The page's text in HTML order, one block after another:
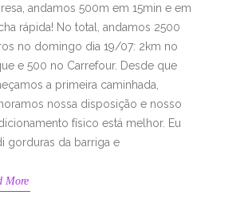
andamos 500m em 15min e em
rápida! No total, andamos 2500
no domingo dia 19/07: 2km no
e 500 no Carrefour. Desde que
a primeira caminhada,
nossa disposição e nosso
físico está melhor. Eu
gorduras da barriga e
More